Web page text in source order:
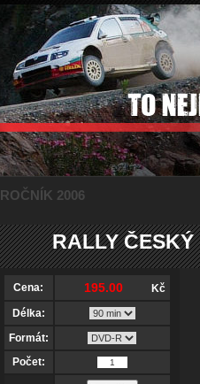
ROČNÍK 2006
RALLY
Cena:
Kč
Délka:
Formát:
Počet: